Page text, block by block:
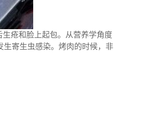
疮和脸上起包。从营养学角度
生寄生虫感染。 烤肉的时候，非